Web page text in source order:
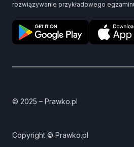
rozwiązywanie przykładowego
© 2025 – Prawko.pl
Copyright © Prawko.pl